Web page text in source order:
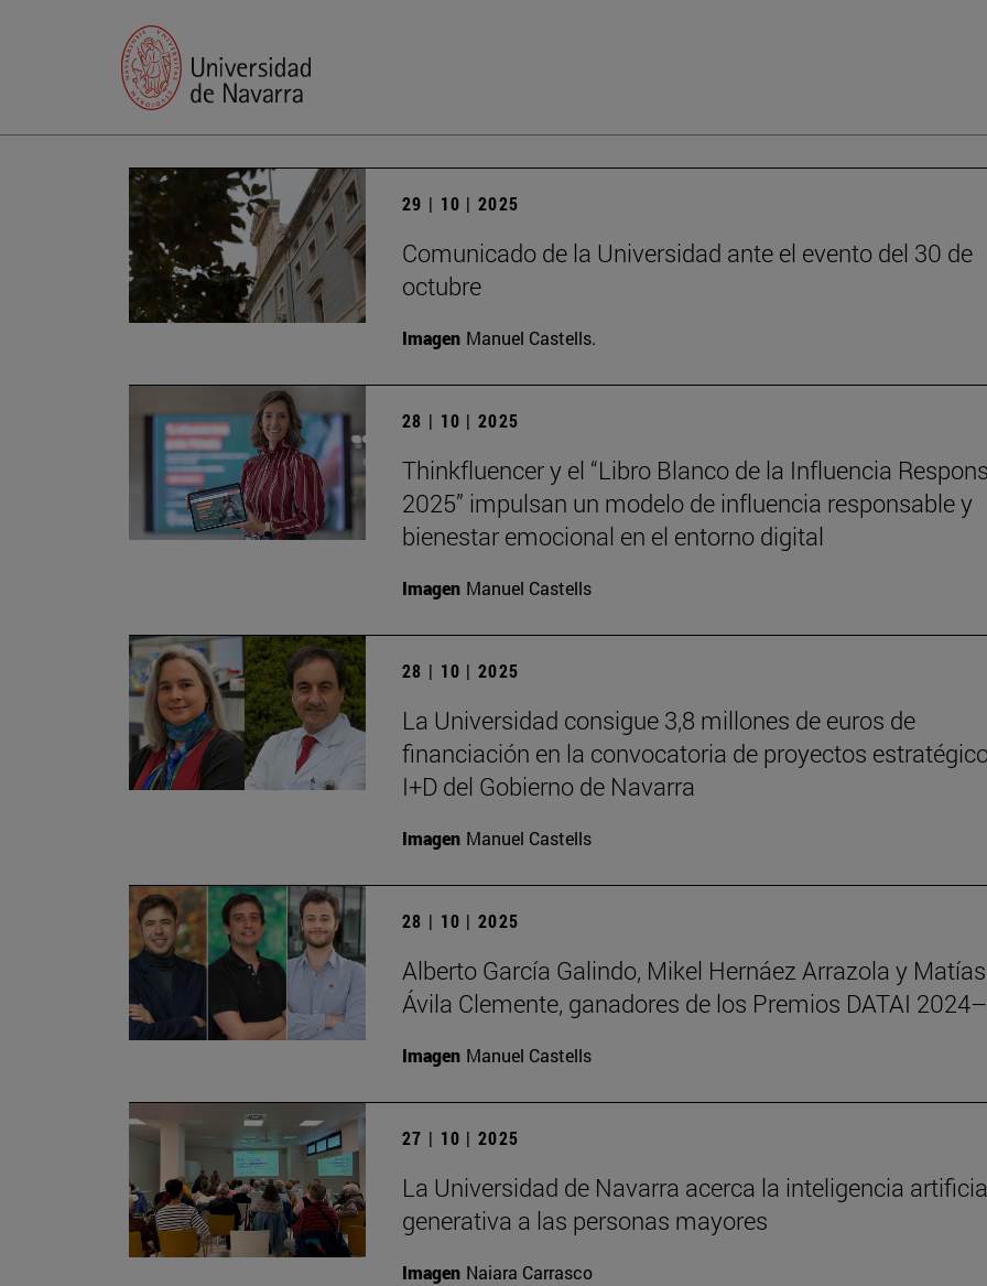
29 | 10 | 2025
Comunicado de la Universidad ante el evento del 30 de
octubre
Imagen Manuel Castells.
28 | 10 | 2025
Thinkfluencer y el “Libro Blanco de la Influencia
2025” impulsan un modelo de influencia responsable y
bienestar emocional en el entorno digital
Imagen Manuel Castells
28 | 10 | 2025
La Universidad consigue 3,8 millones de euros de
financiación en la convocatoria de proyectos
I+D del Gobierno de Navarra
Imagen Manuel Castells
28 | 10 | 2025
Alberto García Galindo, Mikel Hernáez Arrazola y Matías
Ávila Clemente, ganadores de los Premios DATAI
Imagen Manuel Castells
27 | 10 | 2025
La Universidad de Navarra acerca la inteligencia
generativa a las personas mayores
Imagen Naiara Carrasco